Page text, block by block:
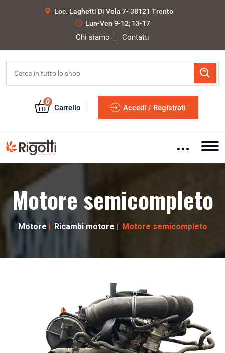
Loc. Laghetti Di Vela 7- 38121 Trento
Lun-Ven 9-12; 13-17
Chi siamo Contatti
0
Carrello Accedi / Registrati
Motore semicompleto
Motore Ricambi motore Motore semicompleto